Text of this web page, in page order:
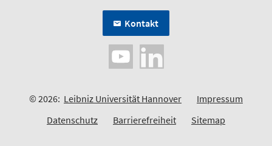
Kontakt
© 2026: Leibniz Universität Hannover
Impressum
Datenschutz
Barrierefreiheit Sitemap